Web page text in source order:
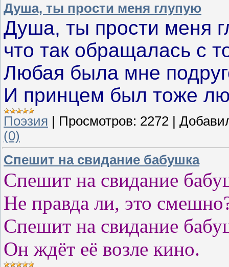
Душа, ты прости меня глупую
Душа, ты прости меня
что так обращалась с
Любая была мне
И принцем был тоже
Поэзия | Просмотров: 2272 |
(0)
Спешит на свидание бабушка
Спешит на свидание
Не правда ли, это
Спешит на свидание
Он ждёт её возле кино.